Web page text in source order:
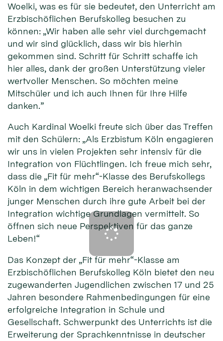
Woelki, was es für sie bedeutet, den Unterricht am
Erzbischöflichen Berufskolleg besuchen zu
können: „Wir haben alle sehr viel durchgemacht
und wir sind glücklich, dass wir bis hierhin
gekommen sind. Schritt für Schritt schaffe ich
hier alles, dank der großen Unterstützung vieler
wertvoller Menschen. So möchten meine
Mitschüler und ich auch Ihnen für Ihre Hilfe
danken.”
Auch Kardinal Woelki freute sich über das Treffen
mit den Schülern: „Als Erzbistum Köln engagieren
wir uns in vielen Projekten sehr intensiv für die
Integration von Flüchtlingen. Ich freue mich sehr,
dass die „Fit für mehr“-Klasse des Berufskollegs
Köln in dem wichtigen Bereich heranwachsender
junger Menschen durch ihre gute Arbeit bei der
Integration wichtige Grundlagen vermittelt. So
öffnen sich neue Perspektiven für das ganze
Leben!“
Das Konzept der „Fit für mehr“-Klasse am
Erzbischöflichen Berufskolleg Köln bietet den neu
zugewanderten Jugendlichen zwischen 17 und 25
Jahren besondere Rahmenbedingungen für eine
erfolgreiche Integration in Schule und
Gesellschaft. Schwerpunkt des Unterrichts ist die
Erweiterung der Sprachkenntnisse in deutscher